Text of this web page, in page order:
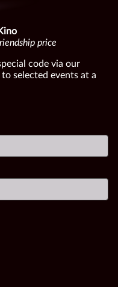
price
code via our
selected events at a